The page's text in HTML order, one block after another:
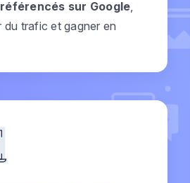
sur Google
du trafic et gagner en